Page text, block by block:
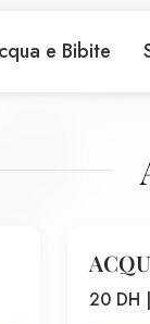
e Bibite
20 DH